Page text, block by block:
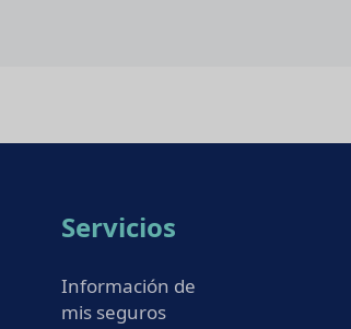
Servicios
Información de
mis seguros